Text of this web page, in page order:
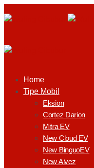
Home
Tipe Mobil
Eksion
Cortez Darion
Mitra EV
New Cloud EV
New BinguoEV
New Alvez